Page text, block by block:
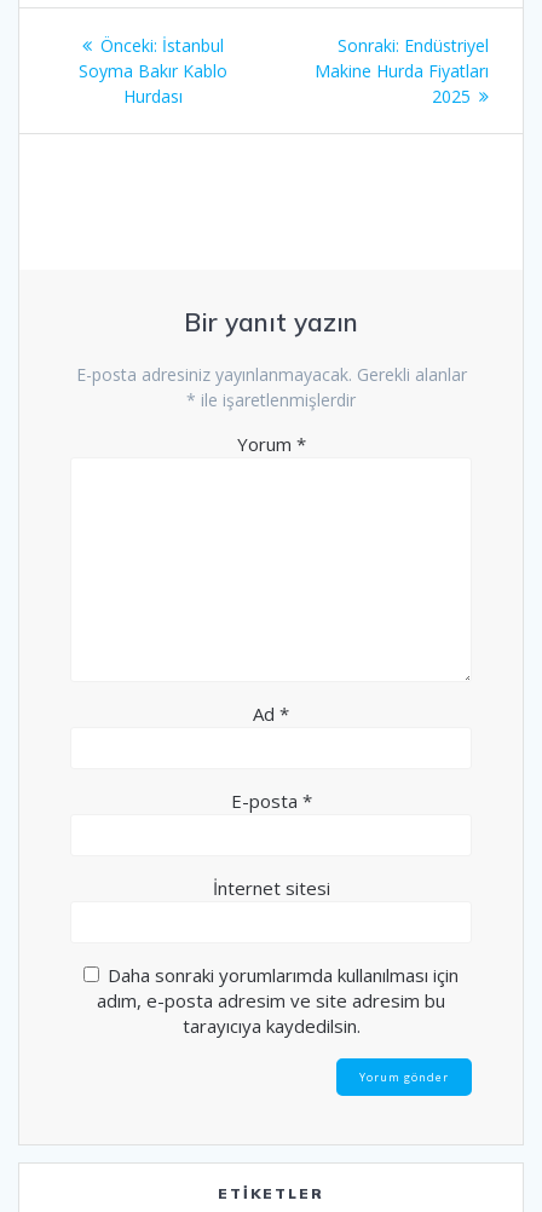
Yazı
gezinmesi
Önceki: Önceki
yazı:
İstanbul
Soyma Bakır Kablo
Hurdası
Sonraki: Sonraki
yazı:
Endüstriyel
Makine Hurda Fiyatları
2025
Bir yanıt yazın
E-posta adresiniz yayınlanmayacak. Gerekli alanlar
* ile işaretlenmişlerdir
Yorum *
Ad *
E-posta *
İnternet sitesi
Daha sonraki yorumlarımda kullanılması için
adım, e-posta adresim ve site adresim bu
tarayıcıya kaydedilsin.
ETIKETLER